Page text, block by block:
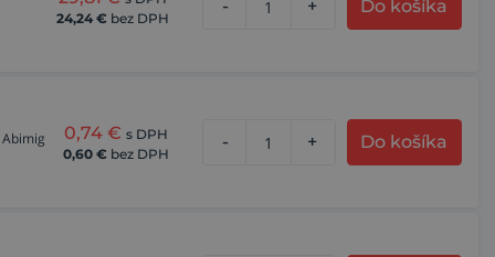
24,24 € bez DPH
- + Do košíka
0,74 € s DPH
0,60 € bez DPH
- + Do košíka